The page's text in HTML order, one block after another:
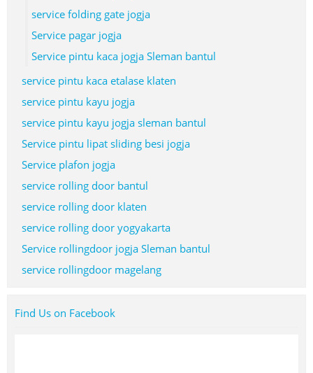
service folding gate jogja
Service pagar jogja
Service pintu kaca jogja Sleman bantul
service pintu kaca etalase klaten
service pintu kayu jogja
service pintu kayu jogja sleman bantul
Service pintu lipat sliding besi jogja
Service plafon jogja
service rolling door bantul
service rolling door klaten
service rolling door yogyakarta
Service rollingdoor jogja Sleman bantul
service rollingdoor magelang
Find Us on Facebook